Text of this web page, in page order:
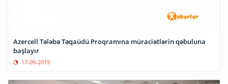
Azercell Tələbə Təqaüdü Proqramına müraciətlərin qəbuluna
başlayır
17-09-2019